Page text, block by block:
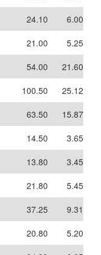
24.10
6.00
21.00
5.25
54.00
21.60
100.50
25.12
63.50
15.87
14.50
3.65
13.80
3.45
21.80
5.45
37.25
9.31
20.80
5.20